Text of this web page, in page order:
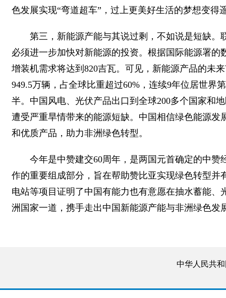
色发展实现“弯道超车”，过上更美好生活的梦想变得
第三，新能源产能与其说过剩，不如说是短缺
必须进一步加快对新能源的投资。根据国际能源署的
增装机需求将达到820吉瓦。可见，新能源产品的未
949.5万辆，占全球比重超过60%，连续9年位居世界
半。中国风电、光伏产品出口到全球200多个国家和
遭受严重旱情带来的能源短缺。中国相信绿色能源
和优质产品，助力非洲绿色转型。
今年是中赞建交60周年，是两国元首确定的中
作的重要组成部分，旨在帮助赞比亚实现绿色转型
电站等项目证明了中国有能力也有意愿在抽水蓄能
洲国家一道，携手走出中国新能源产能与非洲绿色发
中华人民共